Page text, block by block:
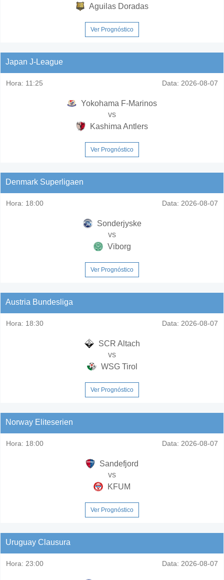
Aguilas Doradas
Ver Prognóstico
Japan J-League
Hora: 11:25 Data: 2026-08-07
Yokohama F-Marinos
vs
Kashima Antlers
Ver Prognóstico
Denmark Superligaen
Hora: 18:00 Data: 2026-08-07
Sonderjyske
vs
Viborg
Ver Prognóstico
Austria Bundesliga
Hora: 18:30 Data: 2026-08-07
SCR Altach
vs
WSG Tirol
Ver Prognóstico
Norway Eliteserien
Hora: 18:00 Data: 2026-08-07
Sandefjord
vs
KFUM
Ver Prognóstico
Uruguay Clausura
Hora: 23:00 Data: 2026-08-07